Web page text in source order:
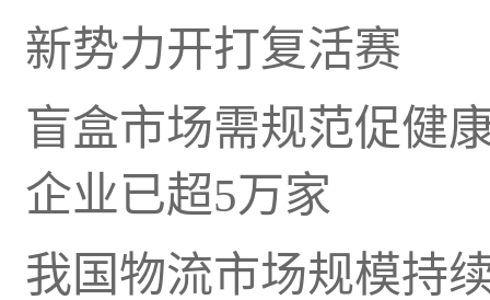
新势力开打复活赛
盲盒市场需规范促健
企业已超5万家
我国物流市场规模持